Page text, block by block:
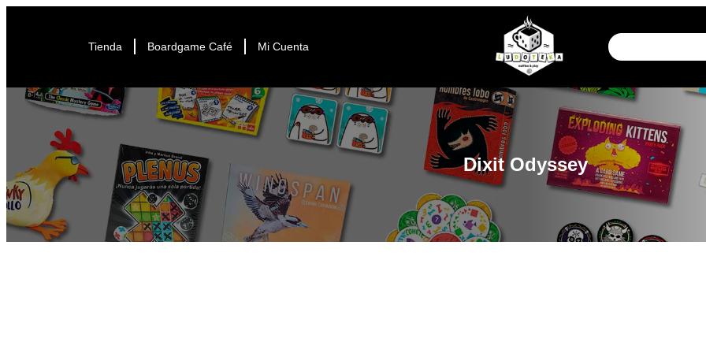
Tienda Boardgame Café Mi Cuenta
Dixit Odyssey